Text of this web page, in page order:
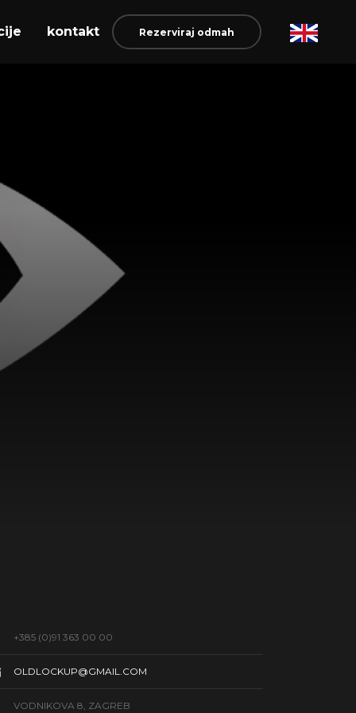
kontakt Rezerviraj odmah
+385 (0)91 363 00 00
OLDLOCKUP@GMAIL.COM
VODNIKOVA 8, ZAGREB